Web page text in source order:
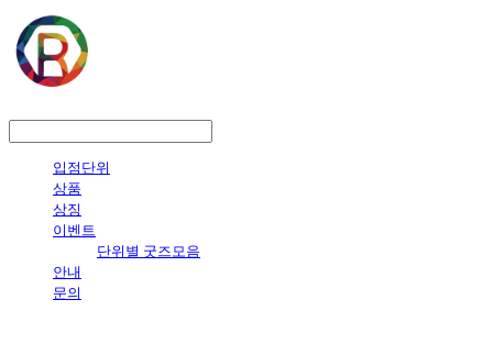
입점단위
상품
상징
이벤트
단위별 굿즈모음
안내
문의